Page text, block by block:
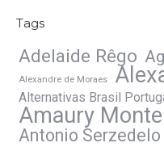
Tags
Adelaide Rêgo
Alexandre de Moraes
Alternativas Brasil
Amaury
Antonio Serzedelo